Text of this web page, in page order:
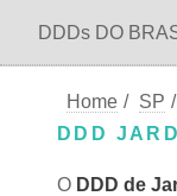
DDDs DO
Home / SP /
DDD
O DDD de